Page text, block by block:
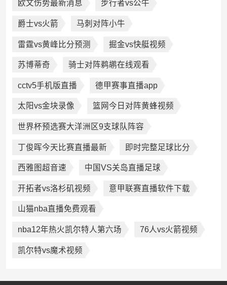
欧文伤势最新消息 步行者vs公牛
爵士vs火箭 马刺对阵小牛
雷霆vs黄峰比分预测 掘金vs快艇视频
苏博蒂奇 骑士对阵鹈鹕在线观看
cctv5手机版直播 德甲赛事直播app
太阳vs金块录像 篮网今日对阵黄蜂视频
世界杯预选赛大洋洲区9支球队阵容
丁俊晖今天比赛直播最新 即时完整足球比分
西雅图超音速 中国VS关岛直播足球
开拓者vs洛杉矶视频 意甲联赛直播软件下载
山猫nba直播免费观看
nba12年热火凯尔特人第六场 76人vs火箭视频
凯尔特vs魔术视频